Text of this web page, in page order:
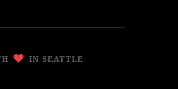
IN SEATTLE